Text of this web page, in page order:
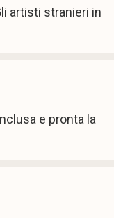
artisti stranieri in
e pronta la